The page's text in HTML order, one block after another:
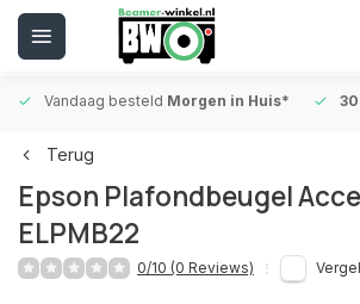
Vandaag besteld Morgen in Huis*
Terug
Epson Plafondbeugel
ELPMB22
0/10 (0 Reviews)